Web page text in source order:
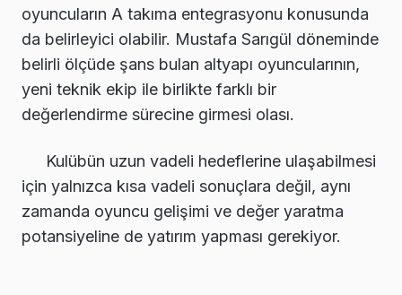
oyuncuların A takıma entegrasyonu konusunda
da belirleyici olabilir. Mustafa Sarıgül döneminde
belirli ölçüde şans bulan altyapı oyuncularının,
yeni teknik ekip ile birlikte farklı bir
değerlendirme sürecine girmesi olası.
Kulübün uzun vadeli hedeflerine ulaşabilmesi
için yalnızca kısa vadeli sonuçlara değil, aynı
zamanda oyuncu gelişimi ve değer yaratma
potansiyeline de yatırım yapması gerekiyor.